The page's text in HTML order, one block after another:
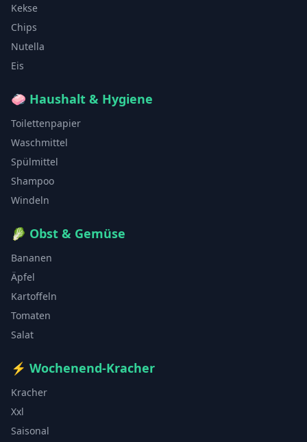
Kekse
Chips
Nutella
Eis
🧼 Haushalt & Hygiene
Toilettenpapier
Waschmittel
Spülmittel
Shampoo
Windeln
🥬 Obst & Gemüse
Bananen
Äpfel
Kartoffeln
Tomaten
Salat
⚡ Wochenend-Kracher
Kracher
Xxl
Saisonal